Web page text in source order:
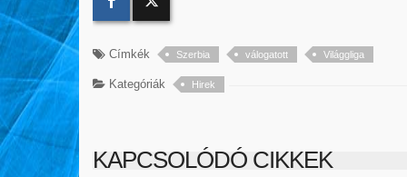
Címkék Szerbia válogatott Világgliga
Kategóriák Hirek
KAPCSOLÓDÓ CIKKEK